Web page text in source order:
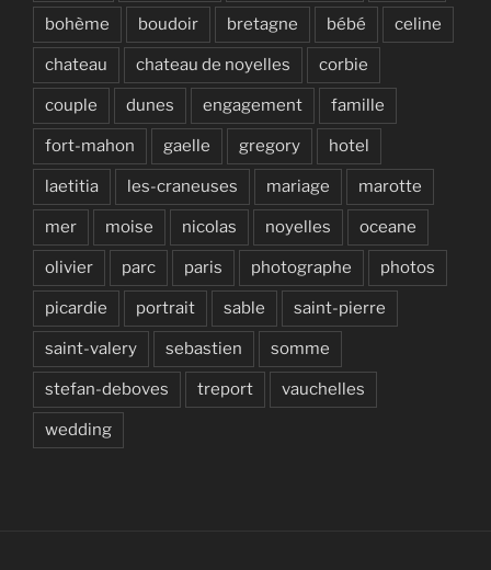
bohème boudoir bretagne bébé celine
chateau chateau de noyelles corbie
couple dunes engagement famille
fort-mahon gaelle gregory hotel
laetitia les-craneuses mariage marotte
mer moise nicolas noyelles oceane
olivier parc paris photographe photos
picardie portrait sable saint-pierre
saint-valery sebastien somme
stefan-deboves treport vauchelles
wedding